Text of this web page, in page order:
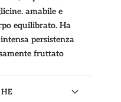
amabile e
equilibrato. Ha
persistenza
fruttato